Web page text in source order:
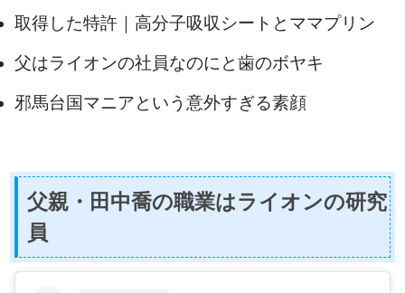
取得した特許｜高分子吸収シートとママプリン
父はライオンの社員なのにと歯のボヤキ
邪馬台国マニアという意外すぎる素顔
父親・田中喬の職業はライオンの研究
員